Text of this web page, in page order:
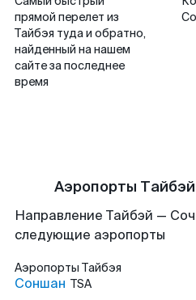
прямой перелет из
Тайбэя туда и обратно,
найденный на нашем
сайте за последнее
время
Аэропорты
Направление Тайбэй —
следующие аэропорты
Аэропорты Тайбэя
Соншан TSA